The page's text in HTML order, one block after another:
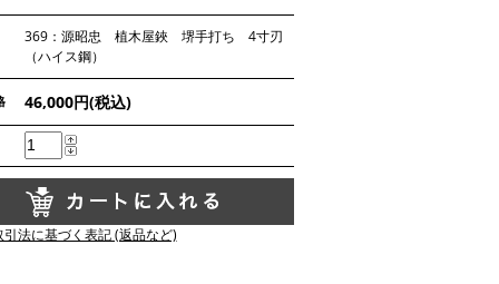
369：源昭忠 植木屋鋏 堺手打ち 4寸刃
（ハイス鋼）
46,000円(税込)
法に基づく表記 (返品など)